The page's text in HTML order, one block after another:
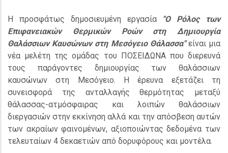
Η προσφάτως δημοσιευμένη εργασία "Ο Ρόλος των
Επιφανειακών Θερμικών Ροών στη Δημιουργία
Θαλάσσιων Καυσώνων στη Μεσόγειο Θάλασσα"είναι μια
νέα μελέτη της ομάδας του ΠΟΣΕΙΔΩΝΑ που διερευνά
τους παράγοντες δημιουργίας των θαλάσσιων
καυσώνων στη Μεσόγειο. Η έρευνα εξετάζει τη
συνεισφορά της ανταλλαγής θερμότητας μεταξύ
θάλασσας-ατμόσφαιρας και λοιπών θαλάσσιων
διεργασιών στην εκκίνηση αλλά και την απόσβεση αυτών
των ακραίων φαινομένων, αξιοποιώντας δεδομένα των
τελευταίων 4 δεκαετιών από δορυφόρους και μοντέλα.